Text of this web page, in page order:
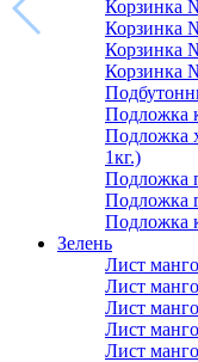
Корзинка
Корзинка
Корзинка
Корзинка
Подложка
Подложка
1кг.)
Подложка
Подложка
Подложка
Зелень
Лист
Лист
Лист
Лист
Лист